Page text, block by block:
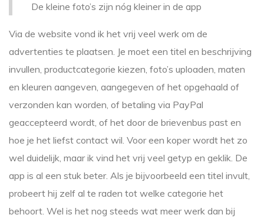
De kleine foto’s zijn nóg kleiner in de app
Via de website vond ik het vrij veel werk om de
advertenties te plaatsen. Je moet een titel en beschrijving
invullen, productcategorie kiezen, foto’s uploaden, maten
en kleuren aangeven, aangegeven of het opgehaald of
verzonden kan worden, of betaling via PayPal
geaccepteerd wordt, of het door de brievenbus past en
hoe je het liefst contact wil. Voor een koper wordt het zo
wel duidelijk, maar ik vind het vrij veel getyp en geklik. De
app is al een stuk beter. Als je bijvoorbeeld een titel invult,
probeert hij zelf al te raden tot welke categorie het
behoort. Wel is het nog steeds wat meer werk dan bij